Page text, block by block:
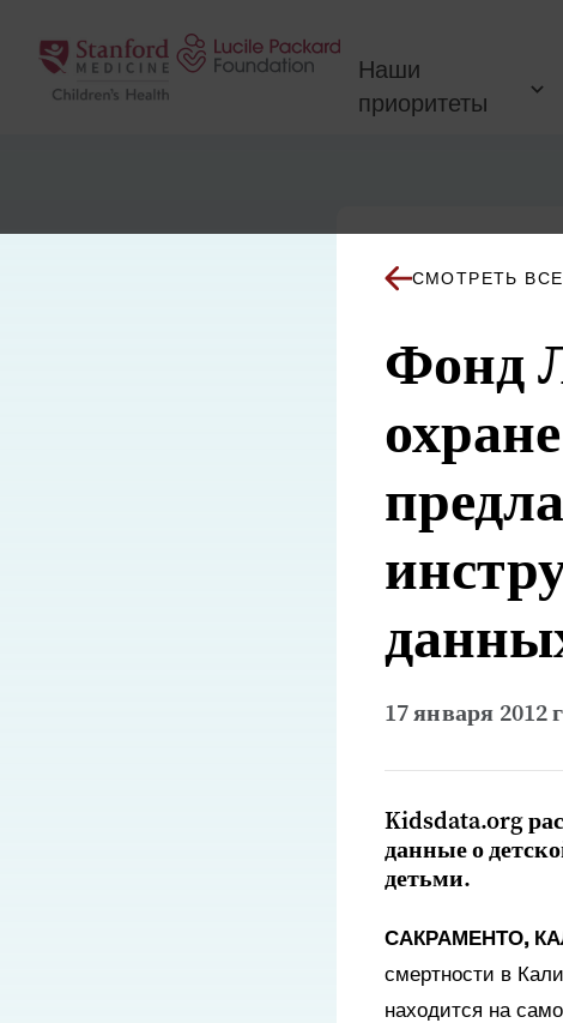
Наши
приоритеты
СМОТРЕТЬ
Фонд
17 января 2012
Kidsdata.org
данные о
детьми.
САКРАМЕНТО,
смертности в
находится на